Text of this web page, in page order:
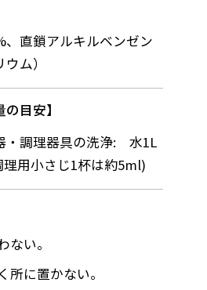
、直鎖アルキルベンゼン
ム）
の目安
・調理器具の洗浄: 水1L
用小さじ1杯は約5ml)
ない。
所に置かない。